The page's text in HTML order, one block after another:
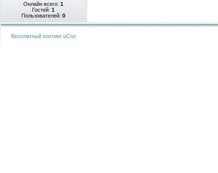
Онлайн всего:1
Гостей:1
Пользователей:0
Бесплатный хостинг uCoz